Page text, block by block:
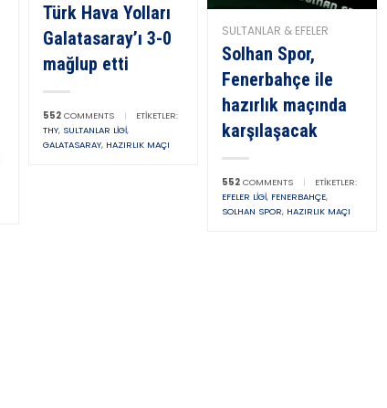
Türk Hava Yolları
Galatasaray’ı 3-0
mağlup etti
552 COMMENTS |
ETIKETLER:
THY, SULTANLAR LIGI,
GALATASARAY, HAZIRLIK MAÇI
SULTANLAR & EFELER
Solhan Spor,
Fenerbahçe ile
hazırlık maçında
karşılaşacak
552 COMMENTS |
ETIKETLER:
EFELER LIGI, FENERBAHÇE,
SOLHAN SPOR, HAZIRLIK MAÇI